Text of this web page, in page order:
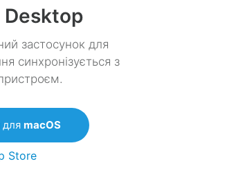
Desktop
застосунок для
синхронізується з
для macOS
Store